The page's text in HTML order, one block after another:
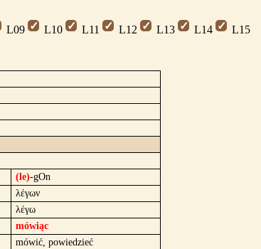
L09 L10 L11 L12 L13 L14 L15
(le)-gOn
λέγων
λέγω
mówiąc
mówić, powiedzieć